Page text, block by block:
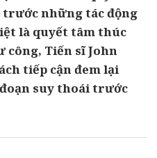
trước những tác động
là quyết tâm thúc
công, Tiến sĩ John
tiếp cận đem lại
suy thoái trước